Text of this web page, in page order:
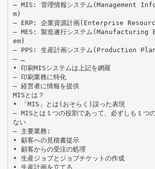
– MIS: 管理情報システム(Management
m)
– ERP: 企業資源計画(Enterprise
– MES: 製造遂行システム
em)
– PPS: 生産計画システム(Production
– …
• 印刷MISシステムは上記を網羅
– 印刷業務に特化
– 経営者に情報を提供
MISとは？
• 「MIS」とは(おそらく)誤った表現
– MISとは１つの役割であって、必ずしも１つ
ない
– 主要業務:
• 顧客への見積書提示
• 顧客からの受注の処理
• 生産ジョブとジョブチケットの作成
• 生産計画を立てる